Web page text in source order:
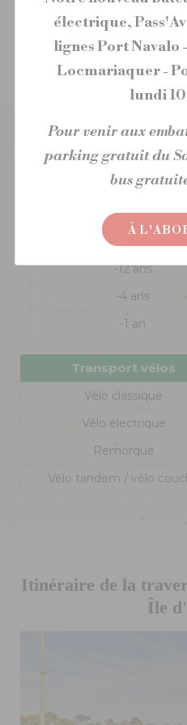
Choisissez la
traversée sur
Tarifs de la
Billets traversée
-12 ans
-4 ans
-1 an
Transport vélos
Vélo classique
Vélo électrique
Remorque
Vélo tandem / vélo
Itinéraire de la
Île
électrique,
lignes Port
Locmariaquer -
lundi
Pour venir aux
parking gratuit du
bus
À